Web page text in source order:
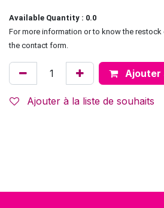
Available Quantity : 0.0
For more information or to know the
the contact form.
Ajouter
Ajouter à la liste de souhaits